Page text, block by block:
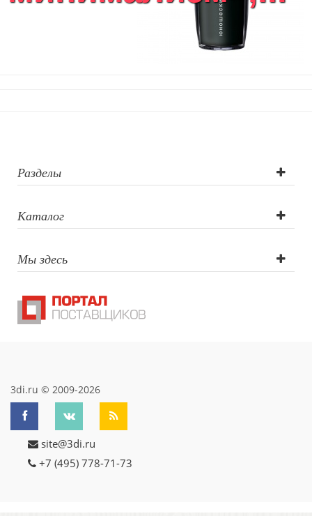
Разделы
Каталог
Мы здесь
3di.ru © 2009-2026
site@3di.ru
+7 (495) 778-71-73